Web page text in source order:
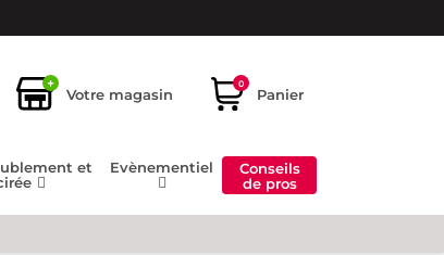
+
Votre magasin
0
Panier
et
Evènementiel
Conseils
de pros